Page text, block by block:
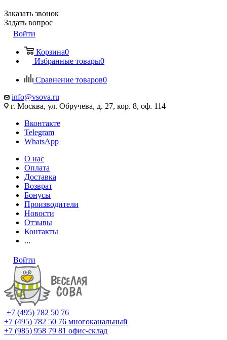
Заказать звонок
Задать вопрос
Войти
Корзина0
Избранные товары0
Сравнение товаров0
info@vsova.ru
г. Москва, ул. Обручева, д. 27, кор. 8, оф. 114
Вконтакте
Telegram
WhatsApp
О нас
Оплата
Доставка
Возврат
Бонусы
Производители
Новости
Отзывы
Контакты
...
Войти
+7 (495) 782 50 76
+7 (495) 782 50 76 многоканальный
+7 (985) 958 79 81 офис-склад